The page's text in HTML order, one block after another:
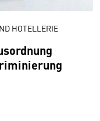
HOTELLERIE